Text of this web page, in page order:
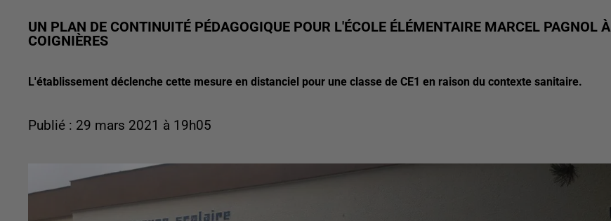
UN PLAN DE CONTINUITÉ PÉDAGOGIQUE POUR L'ÉCOLE ÉLÉMENTAIRE MARCEL PAGNOL À
COIGNIÈRES
L'établissement déclenche cette mesure en distanciel pour une classe de CE1 en raison du contexte sanitaire.
Publié : 29 mars 2021 à 19h05